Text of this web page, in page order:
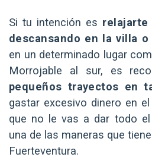
Si tu intención es
descansando en la villa
en un determinado lugar
Morrojable al sur, es
pequeños trayectos en
gastar excesivo dinero en
que no le vas a dar todo
una de las maneras que
Fuerteventura.